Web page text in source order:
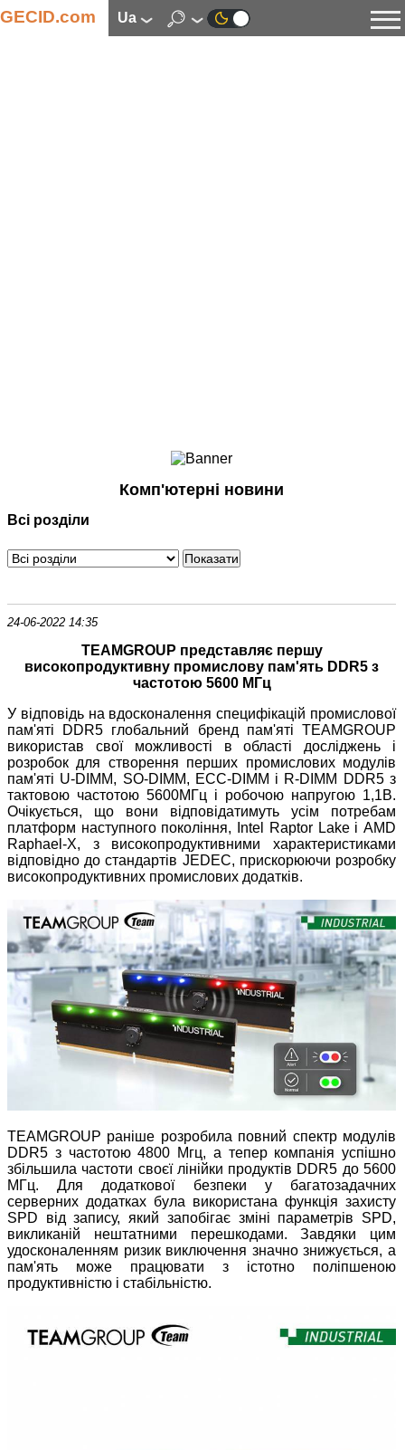
GECID.com ua
Смартфони
Периферія
Програмне забезпечення
Комп'ютерні новини
Всі розділи
24-06-2022 14:35
TEAMGROUP представляє першу
високопродуктивну промислову пам'ять DDR5 з
частотою 5600 МГц
У відповідь на вдосконалення специфікацій промислової
пам'яті DDR5 глобальний бренд пам'яті TEAMGROUP
використав свої можливості в області досліджень і
розробок для створення перших промислових модулів
пам'яті U-DIMM, SO-DIMM, ECC-DIMM і R-DIMM DDR5 з
тактовою частотою 5600МГц і робочою напругою 1,1В.
Очікується, що вони відповідатимуть усім потребам
платформ наступного покоління, Intel Raptor Lake і AMD
Raphael-X, з високопродуктивними характеристиками
відповідно до стандартів JEDEC, прискорюючи розробку
високопродуктивних промислових додатків.
TEAMGROUP раніше розробила повний спектр модулів
DDR5 з частотою 4800 Мгц, а тепер компанія успішно
збільшила частоти своєї лінійки продуктів DDR5 до 5600
МГц. Для додаткової безпеки у багатозадачних
серверних додатках була використана функція захисту
SPD від запису, який запобігає зміні параметрів SPD,
викликаній нештатними перешкодами. Завдяки цим
удосконаленням ризик виключення значно знижується, а
пам'ять може працювати з істотно поліпшеною
продуктивністю і стабільністю.